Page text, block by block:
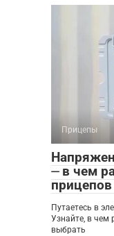
Прицепы
⏤ в чем
Путаетесь в
Узнайте, в чем
выбрать